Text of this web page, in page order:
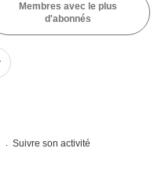
Membres avec le plus
d'abonnés
Suivre son activité